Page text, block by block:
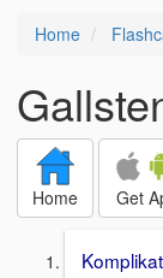
Home
Home Get